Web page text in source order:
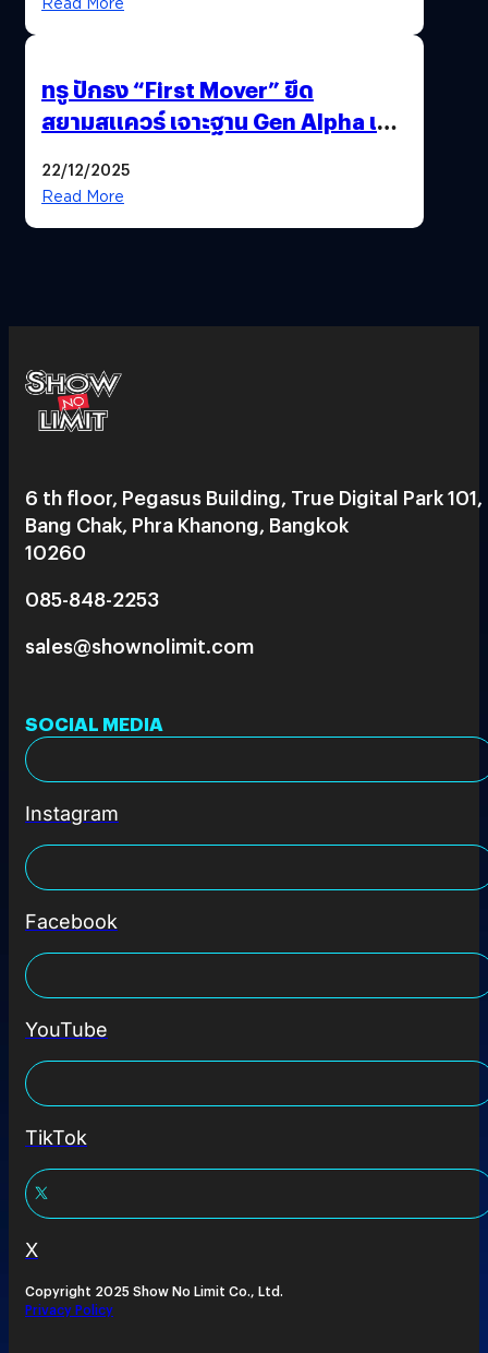
ทรู ปักธง “First Mover” ยึด
สยามสแควร์ เจาะฐาน Gen Alpha เมื่อ
ยุคถัดไป
22/12/2025
Read More
6 th floor, Pegasus Building, True Digital Park 101,
Bang Chak, Phra Khanong, Bangkok
10260
085-848-2253
sales@shownolimit.com
SOCIAL MEDIA
Instagram
Facebook
YouTube
TikTok
X
Copyright 2025 Show No Limit Co., Ltd.
Privacy Policy